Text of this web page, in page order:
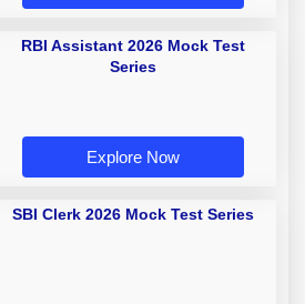
RBI Assistant 2026 Mock Test
Series
Explore Now
SBI Clerk 2026 Mock Test Series